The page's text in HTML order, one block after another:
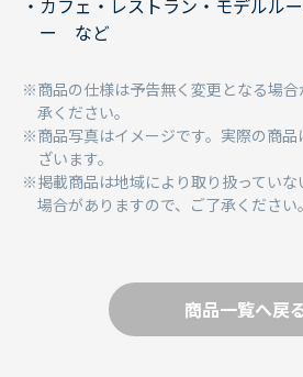
ー など
商品の仕様は予告無く変更となる場
承ください。
商品写真はイメージです。実際の商
ざいます。
掲載商品は地域により取り扱ってい
場合がありますので、ご了承ください。
商品一覧へ戻